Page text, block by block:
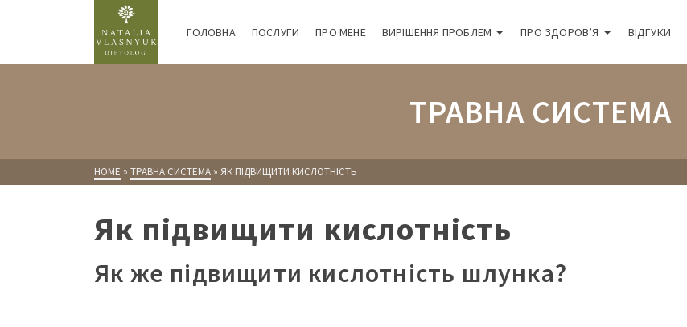
ГОЛОВНА ПОСЛУГИ ПРО МЕНЕ ВИРІШЕННЯ ПРОБЛЕМ ПРО ЗДОРОВ’Я ВІДГУКИ
ТРАВНА СИСТЕМА
HOME » ТРАВНА СИСТЕМА » ЯК ПІДВИЩИТИ КИСЛОТНІСТЬ
Як підвищити кислотність
Як же підвищити кислотність шлунка?